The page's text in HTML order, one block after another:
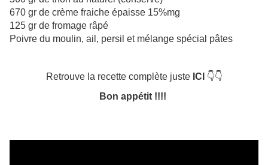
670 gr de crème fraiche épaisse 15%mg
125 gr de fromage râpé
Poivre du moulin, ail, persil et mélange spécial pâtes
Retrouve la recette complète juste ICI 👇👇
Bon appétit !!!!